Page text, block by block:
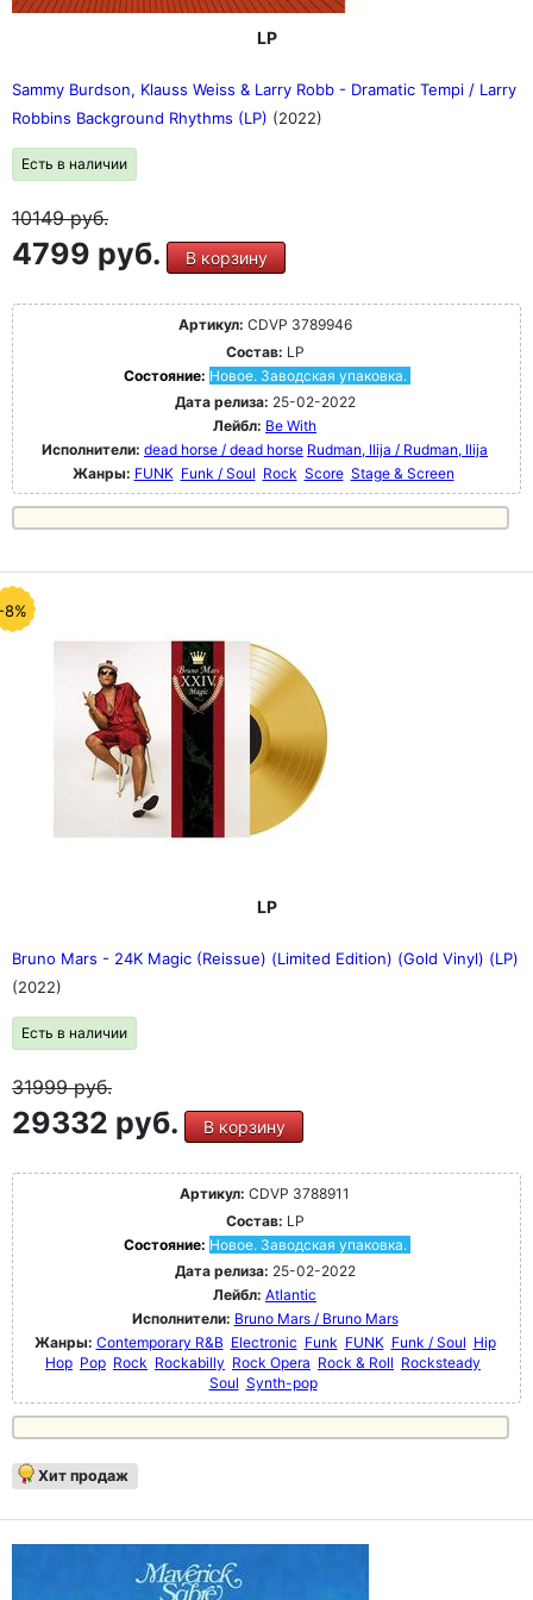
LP
Sammy Burdson, Klauss Weiss & Larry Robb - Dramatic Tempi / Larry
Robbins Background Rhythms (LP) (2022)
Есть в наличии
10149руб.
4799 руб. В корзину
Артикул: CDVP 3789946
Состав: LP
Состояние: Новое. Заводская упаковка.
Дата релиза: 25-02-2022
Лейбл: Be With
Исполнители: dead horse / dead horse Rudman, Ilija / Rudman, Ilija
Жанры: FUNK Funk / Soul Rock Score Stage & Screen
8%
LP
Bruno Mars - 24K Magic (Reissue) (Limited Edition) (Gold Vinyl) (LP)
(2022)
Есть в наличии
31999руб.
29332 руб. В корзину
Артикул: CDVP 3788911
Состав: LP
Состояние: Новое. Заводская упаковка.
Дата релиза: 25-02-2022
Лейбл: Atlantic
Исполнители: Bruno Mars / Bruno Mars
Жанры: Contemporary R&B Electronic Funk FUNK Funk / Soul Hip
Hop Pop Rock Rockabilly Rock Opera Rock & Roll Rocksteady
Soul Synth-pop
Хит продаж